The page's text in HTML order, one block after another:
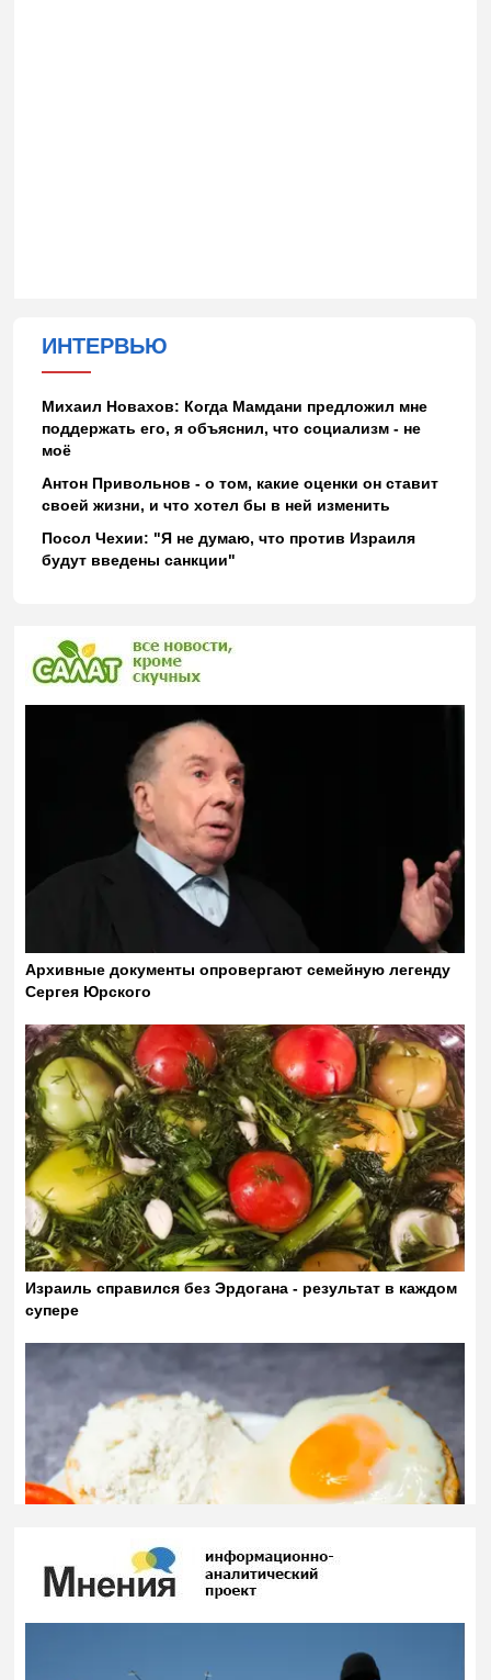
ИНТЕРВЬЮ
Михаил Новахов: Когда Мамдани предложил мне
поддержать его, я объяснил, что социализм - не
моё
Антон Привольнов - о том, какие оценки он ставит
своей жизни, и что хотел бы в ней изменить
Посол Чехии: "Я не думаю, что против Израиля
будут введены санкции"